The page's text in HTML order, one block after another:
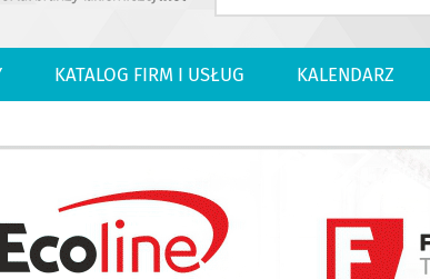
KATALOG FIRM I USŁUG KALENDARZ